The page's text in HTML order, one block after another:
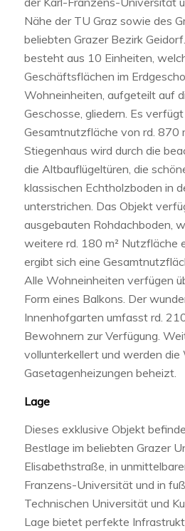
Nähe der TU Graz sowie des
beliebten Grazer Bezirk
besteht aus 10 Einheiten,
Geschäftsflächen im
Wohneinheiten, aufgeteilt auf
Geschosse, gliedern. Es
Gesamtnutzfläche von rd. 870
Stiegenhaus wird durch die
die Altbauflügeltüren, die
klassischen Echtholzboden in
unterstrichen. Das Objekt
ausgebauten Rohdachboden,
weitere rd. 180 m² Nutzfläche
ergibt sich eine
Alle Wohneinheiten verfügen
Form eines Balkons. Der
Innenhofgarten umfasst rd.
Bewohnern zur Verfügung.
vollunterkellert und werden die
Gasetagenheizungen beheizt.
Lage
Dieses exklusive Objekt
Bestlage im beliebten Grazer
Elisabethstraße, in
Franzens-Universität und in
Technischen Universität und
Lage bietet perfekte